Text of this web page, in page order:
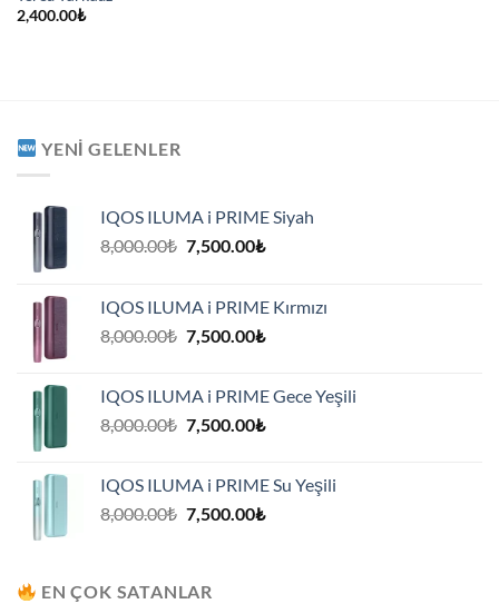
2,400.00₺
YENI GELENLER
IQOS ILUMA i PRIME Siyah
8,000.00₺ Orijinal
7,500.00₺Şu
7,500.00₺.
IQOS ILUMA i PRIME Kırmızı
8,000.00₺ Orijinal
7,500.00₺Şu
7,500.00₺.
IQOS ILUMA i PRIME Gece Yeşili
8,000.00₺ Orijinal
7,500.00₺Şu
7,500.00₺.
IQOS ILUMA i PRIME Su Yeşili
8,000.00₺ Orijinal
7,500.00₺Şu
EN ÇOK SATANLAR